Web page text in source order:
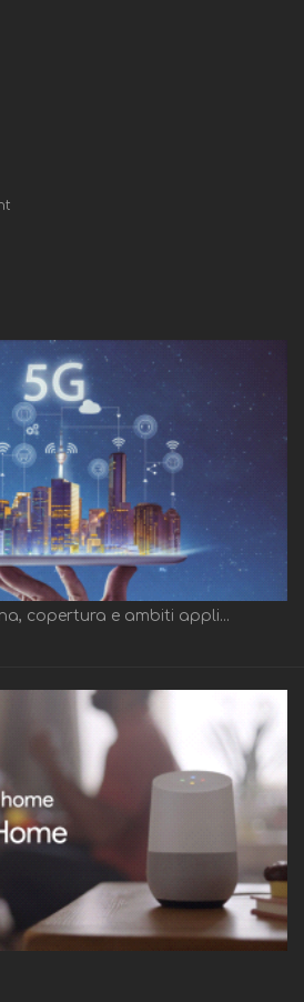
copertura e ambiti appli...